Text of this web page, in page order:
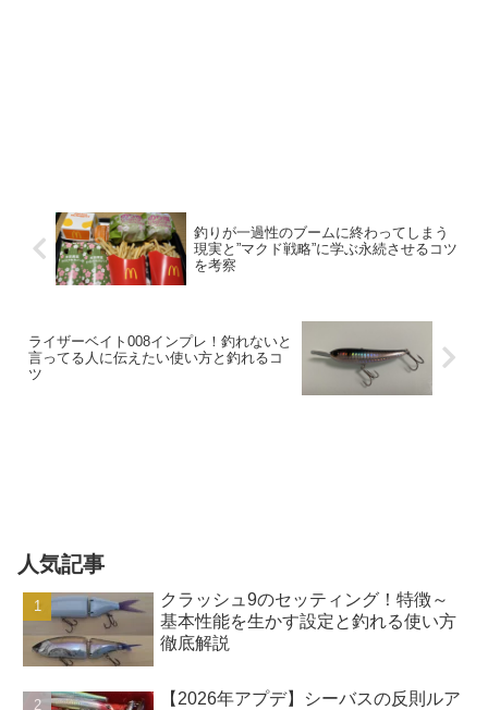
釣りが一過性のブームに終わってしまう
現実と”マクド戦略”に学ぶ永続させるコツ
を考察
ライザーベイト008インプレ！釣れないと
言ってる人に伝えたい使い方と釣れるコ
ツ
人気記事
クラッシュ9のセッティング！特徴～
基本性能を生かす設定と釣れる使い方
徹底解説
【2026年アプデ】シーバスの反則ルア